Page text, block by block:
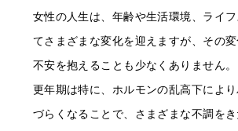
女性の人生は、年齢や生活環境、ライ
てさまざまな変化を迎えますが、その
不安を抱えることも少なくありません。
更年期は特に、ホルモンの乱高下によ
づらくなることで、さまざまな不調を